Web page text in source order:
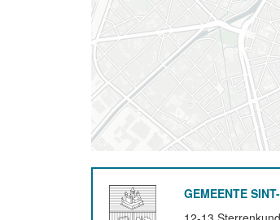
GEMEENTE